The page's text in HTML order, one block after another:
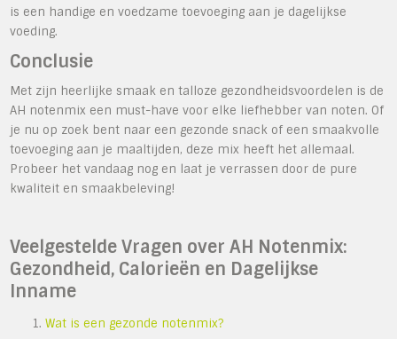
is een handige en voedzame toevoeging aan je dagelijkse
voeding.
Conclusie
Met zijn heerlijke smaak en talloze gezondheidsvoordelen is de
AH notenmix een must-have voor elke liefhebber van noten. Of
je nu op zoek bent naar een gezonde snack of een smaakvolle
toevoeging aan je maaltijden, deze mix heeft het allemaal.
Probeer het vandaag nog en laat je verrassen door de pure
kwaliteit en smaakbeleving!
Veelgestelde Vragen over AH Notenmix:
Gezondheid, Calorieën en Dagelijkse
Inname
Wat is een gezonde notenmix?